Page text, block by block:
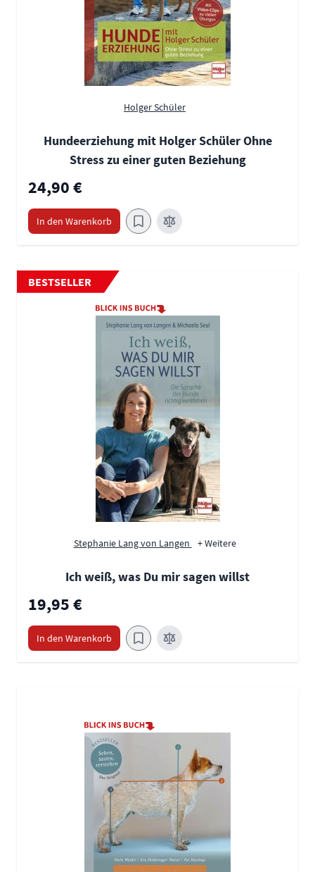
Holger Schüler
Hundeerziehung mit Holger Schüler Ohne
Stress zu einer guten Beziehung
24,90 €
In den Warenkorb
BESTSELLER
Stephanie Lang von Langen + Weitere
Ich weiß, was Du mir sagen willst
19,95 €
In den Warenkorb